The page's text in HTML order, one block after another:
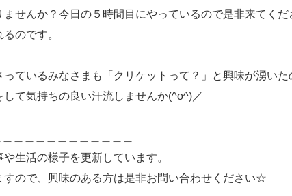
せんか？今日の５時間目にやっているので是非来てくだ
のです。
ているみなさまも「クリケットって？」と興味が湧い
て気持ちの良い汗流しませんか(^o^)／
生活の様子を更新しています。
ので、興味のある方は是非お問い合わせください☆